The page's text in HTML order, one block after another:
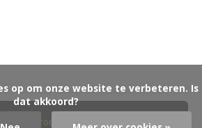
Product aanvragen
dat akkoord?